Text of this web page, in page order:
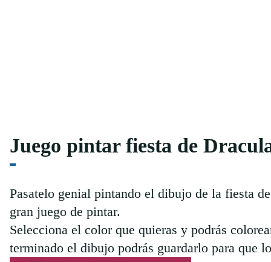
Juego pintar fiesta de
Pasatelo genial pintando el dibujo de la fiesta
gran juego de pintar.
Selecciona el color que quieras y podrás
terminado el dibujo podrás guardarlo para que